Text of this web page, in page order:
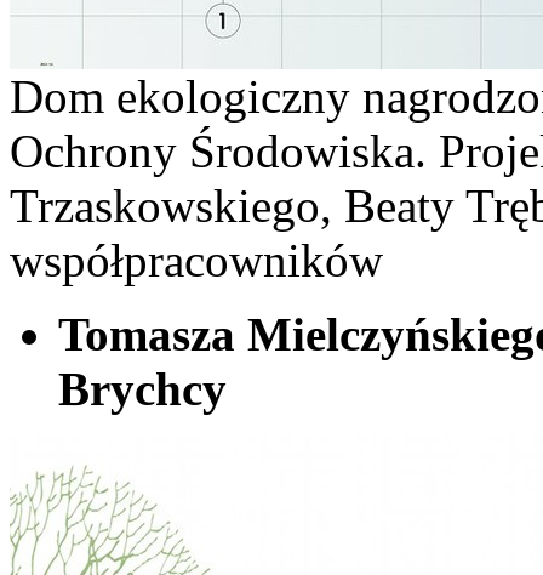
Dom ekologiczny
Ochrony Środowiska.
Trzaskowskiego, Beaty
współpracowników
Tomasza
Brychcy